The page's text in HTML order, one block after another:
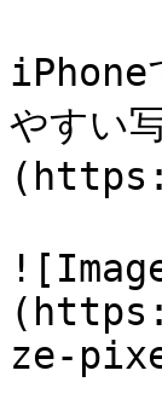
iPhone
やすい
ze-